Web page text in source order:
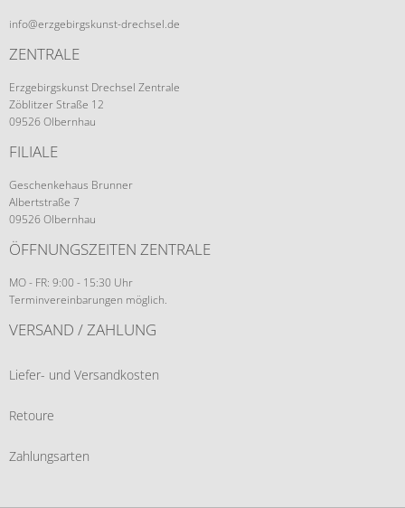
info@erzgebirgskunst-drechsel.de
ZENTRALE
Erzgebirgskunst Drechsel Zentrale
Zöblitzer Straße 12
09526 Olbernhau
FILIALE
Geschenkehaus Brunner
Albertstraße 7
09526 Olbernhau
ÖFFNUNGSZEITEN ZENTRALE
MO - FR: 9:00 - 15:30 Uhr
Terminvereinbarungen möglich.
VERSAND / ZAHLUNG
Liefer- und Versandkosten
Retoure
Zahlungsarten